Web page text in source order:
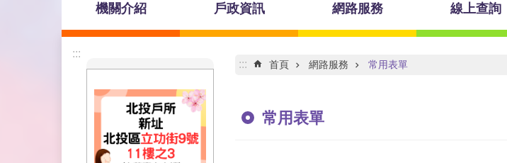
機關介紹 戶政資訊 網路服務 線上查詢
:::
::: 首頁 網路服務 常用表單
常用表單